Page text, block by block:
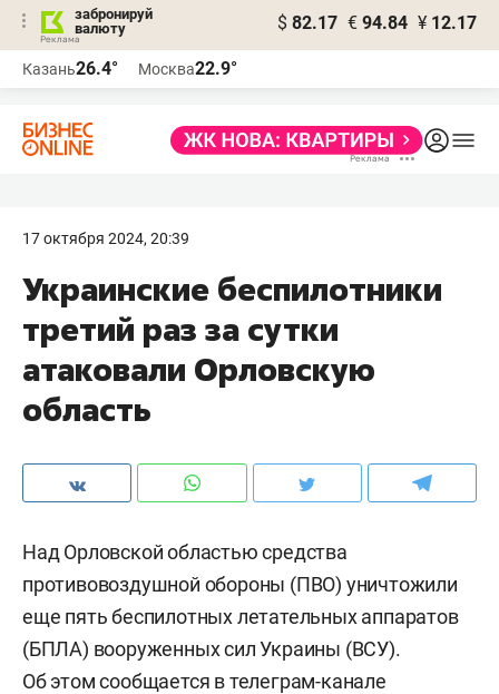
забронируй
валюту
$ 82.17 € 94.84 ¥ 12.17
Казань26.4° Москва22.9°
17 октября 2024, 20:39
Украинские беспилотники
третий раз за сутки
атаковали Орловскую
область
Над Орловской областью средства
противовоздушной обороны (ПВО) уничтожили
еще пять беспилотных летательных аппаратов
(БПЛА) вооруженных сил Украины (ВСУ).
Об этом сообщается втелеграм-канале